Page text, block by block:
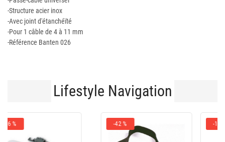
-Structure acier inox
-Avec joint d'étanchéïté
-Pour 1 câble de 4 à 11 mm
-Référence Banten 026
Lifestyle Navigation